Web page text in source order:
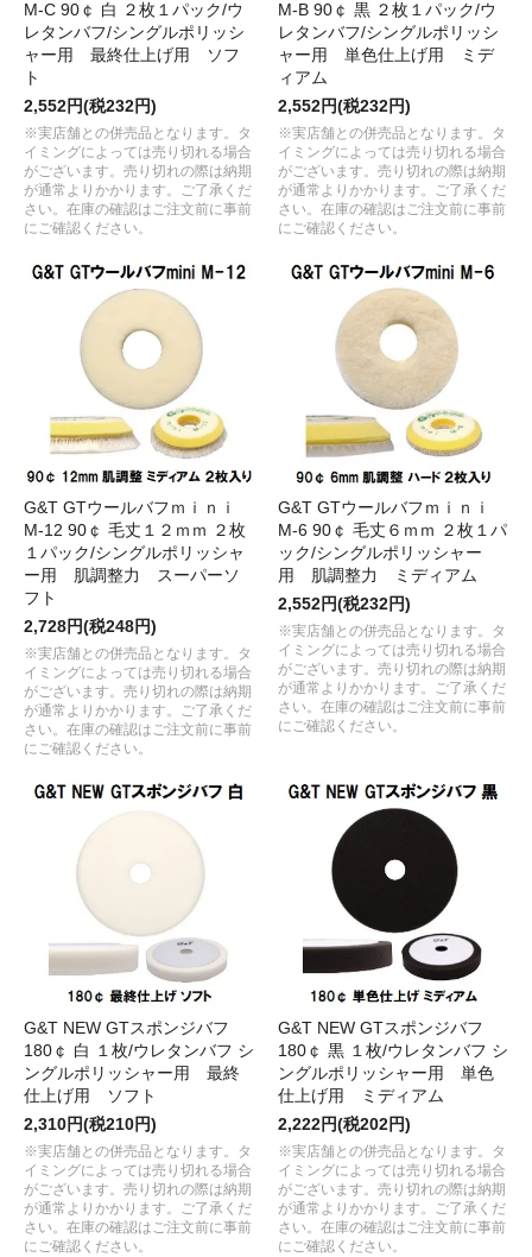
M-C 90￠ 白 ２枚１パック/ウ
レタンバフ/シングルポリッシ
ャー用 最終仕上げ用 ソフ
ト
2,552円(税232円)
※実店舗との併売品となります。タ
イミングによっては売り切れる場合
がございます。売り切れの際は納期
が通常よりかかります。ご了承くだ
さい。在庫の確認はご注文前に事前
にご確認ください。
M-B 90￠ 黒 ２枚１パック/ウ
レタンバフ/シングルポリッシ
ャー用 単色仕上げ用 ミデ
ィアム
2,552円(税232円)
※実店舗との併売品となります。タ
イミングによっては売り切れる場合
がございます。売り切れの際は納期
が通常よりかかります。ご了承くだ
さい。在庫の確認はご注文前に事前
にご確認ください。
G&T GTウールバフｍｉｎｉ
M-12 90￠ 毛丈１２ｍｍ ２枚
１パック/シングルポリッシャ
ー用 肌調整力 スーパーソ
フト
2,728円(税248円)
※実店舗との併売品となります。タ
イミングによっては売り切れる場合
がございます。売り切れの際は納期
が通常よりかかります。ご了承くだ
さい。在庫の確認はご注文前に事前
にご確認ください。
G&T GTウールバフｍｉｎｉ
M-6 90￠ 毛丈６ｍｍ ２枚１パ
ック/シングルポリッシャー
用 肌調整力 ミディアム
2,552円(税232円)
※実店舗との併売品となります。タ
イミングによっては売り切れる場合
がございます。売り切れの際は納期
が通常よりかかります。ご了承くだ
さい。在庫の確認はご注文前に事前
にご確認ください。
G&T NEW GTスポンジバフ
180￠ 白 １枚/ウレタンバフ シ
ングルポリッシャー用 最終
仕上げ用 ソフト
2,310円(税210円)
※実店舗との併売品となります。タ
イミングによっては売り切れる場合
がございます。売り切れの際は納期
が通常よりかかります。ご了承くだ
さい。在庫の確認はご注文前に事前
にご確認ください。
G&T NEW GTスポンジバフ
180￠ 黒 １枚/ウレタンバフ シ
ングルポリッシャー用 単色
仕上げ用 ミディアム
2,222円(税202円)
※実店舗との併売品となります。タ
イミングによっては売り切れる場合
がございます。売り切れの際は納期
が通常よりかかります。ご了承くだ
さい。在庫の確認はご注文前に事前
にご確認ください。